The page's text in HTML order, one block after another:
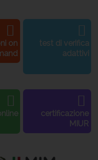
on
test di verifica
adattivi
certificazione
MIUR